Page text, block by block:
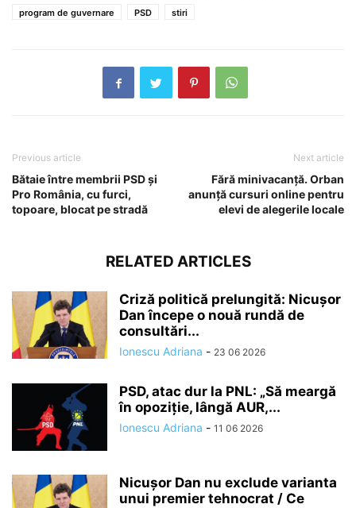
program de guvernare
PSD stiri
Previous article
Bătaie între membrii PSD și
Pro România, cu furci,
topoare, blocat pe stradă
Next article
Fără minivacanță. Orban
anunță cursuri online pentru
elevi de alegerile locale
RELATED ARTICLES
Criză politică prelungită: Nicușor
Dan începe o nouă rundă de
consultări...
Ionescu Adriana - 23 06 2026
PSD, atac dur la PNL: „Să meargă
în opoziție, lângă AUR,...
Ionescu Adriana - 11 06 2026
Nicușor Dan nu exclude varianta
unui premier tehnocrat / Ce